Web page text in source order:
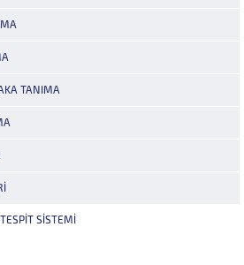
TANIMA
SISTEMI